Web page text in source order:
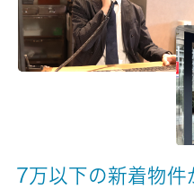
18戸
現状/入居可能日
7万以下の新着物